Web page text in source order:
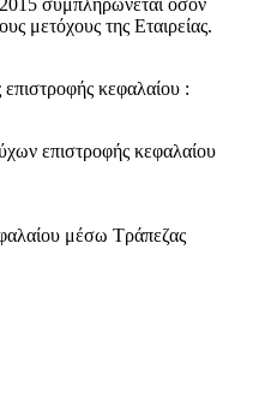
μετόχους της Εταιρείας.
κεφαλαίου :
επιστροφής κεφαλαίου
μέσω Τράπεζας